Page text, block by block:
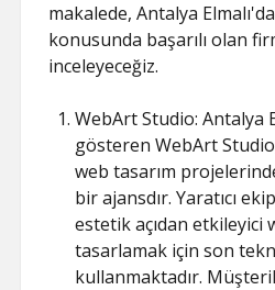
makalede, Antalya
konusunda başarılı olan
inceleyeceğiz.
WebArt Studio: Antalya
gösteren WebArt Studio,
web tasarım
bir ajansdır. Yaratıcı
estetik açıdan etkileyici
tasarlamak için son
kullanmaktadır.